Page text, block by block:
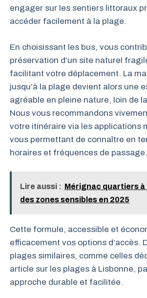
engager sur les sentiers littoraux
accéder facilement à la plage.
En choisissant les bus, vous
préservation d’un site naturel
facilitant votre déplacement. La
jusqu’à la plage devient alors une
agréable en pleine nature, loin de
Nous vous recommandons
votre itinéraire via les applications
vous permettant de connaître en
horaires et fréquences de passage.
Lire aussi : Mérignac quartiers à
des zones sensibles en 2025
Cette formule, accessible et
efficacement vos options d’accès.
plages similaires, comme celles
article sur les plages à Lisbonne,
approche durable et facilitée.